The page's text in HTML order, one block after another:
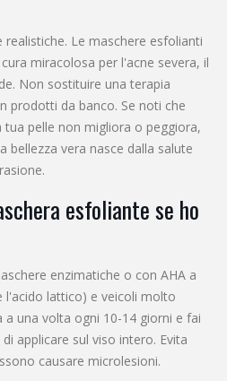
Le maschere esfolianti
miracolosa per l'acne severa, il
Non sostituire una terapia
prodotti da banco. Se noti che
pelle non migliora o peggiora,
bellezza vera nasce dalla salute
esfoliante se ho
enzimatiche o con AHA a
l'acido lattico) e veicoli molto
a una volta ogni 10-14 giorni e fai
applicare sul viso intero. Evita
causare microlesioni.